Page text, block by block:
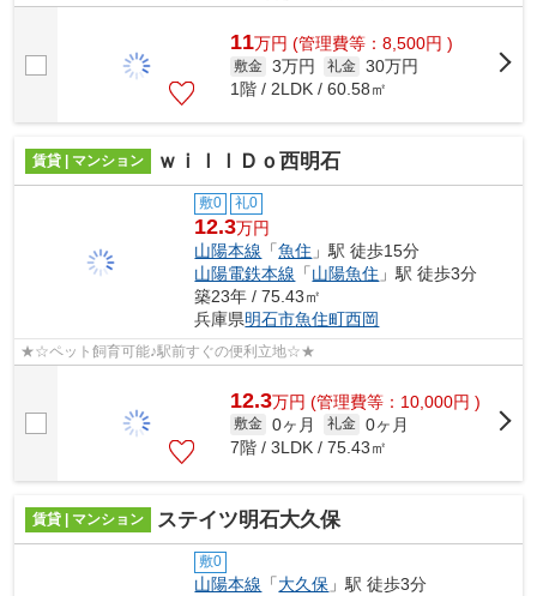
11万円 (管理費等：8,500円 )
敷金 3万円 礼金 30万円
1階 / 2LDK / 60.58㎡
賃貸 | マンション ｗｉｌｌＤｏ西明石
敷0 礼0
12.3万円
山陽本線 「魚住 」駅 徒歩15分
山陽電鉄本線 「山陽魚住 」駅 徒歩3分
築23年 / 75.43㎡
兵庫県明石市魚住町西岡
★☆ペット飼育可能♪駅前すぐの便利立地☆★
12.3万円 (管理費等：10,000円 )
敷金 0ヶ月 礼金 0ヶ月
7階 / 3LDK / 75.43㎡
賃貸 | マンション ステイツ明石大久保
敷0
山陽本線 「大久保 」駅 徒歩3分